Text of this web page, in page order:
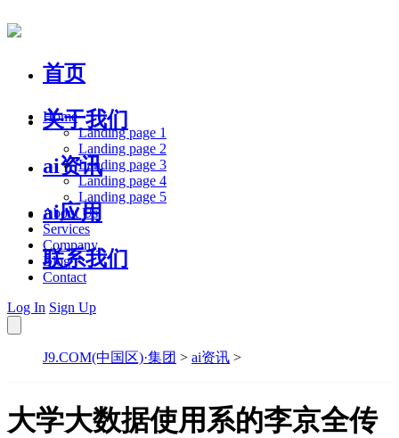
首页
关于我们
ai资讯
ai应用
联系我们
Home
Landing page 1
Landing page 2
Landing page 3
Landing page 4
Landing page 5
About Us
Services
Company
Blog
Contact
Log In Sign Up
J9.COM(中国区)·集团 > ai资讯 >
大学大数据使用系的李京全传